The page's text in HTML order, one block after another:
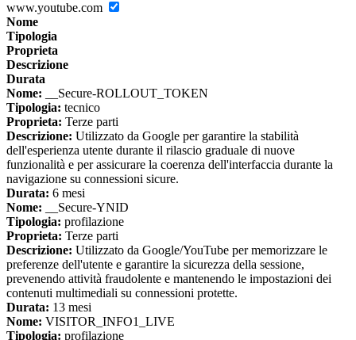
www.youtube.com
Nome
Tipologia
Proprieta
Descrizione
Durata
Nome: __Secure-ROLLOUT_TOKEN
Tipologia: tecnico
Proprieta: Terze parti
Descrizione: Utilizzato da Google per garantire la stabilità
dell'esperienza utente durante il rilascio graduale di nuove
funzionalità e per assicurare la coerenza dell'interfaccia durante la
navigazione su connessioni sicure.
Durata: 6 mesi
Nome: __Secure-YNID
Tipologia: profilazione
Proprieta: Terze parti
Descrizione: Utilizzato da Google/YouTube per memorizzare le
preferenze dell'utente e garantire la sicurezza della sessione,
prevenendo attività fraudolente e mantenendo le impostazioni dei
contenuti multimediali su connessioni protette.
Durata: 13 mesi
Nome: VISITOR_INFO1_LIVE
Tipologia: profilazione